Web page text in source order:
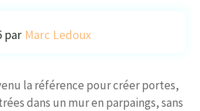
par Marc Ledoux
la référence pour créer portes,
dans un mur en parpaings, sans